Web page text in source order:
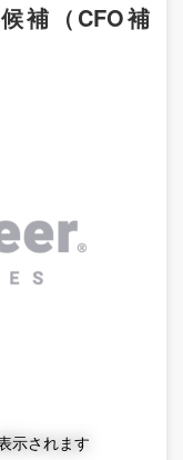
補（CFO補
示されます